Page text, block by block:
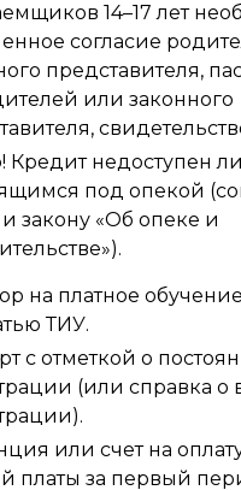
14–17 лет
согласие
представителя,
или законного
Кредит недоступен
под опекой
закону «Об опеке и
на платное
ТИУ.
с отметкой о
(или справка о
или счет на
платы за первый